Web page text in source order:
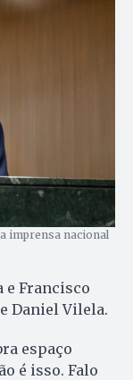
imprensa nacional
e Francisco
Daniel Vilela.
espaço
é isso. Falo